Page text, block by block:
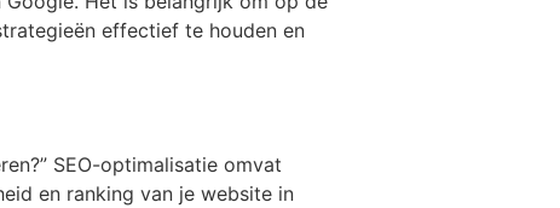
effectief te houden en
SEO-optimalisatie omvat
en ranking van je website in